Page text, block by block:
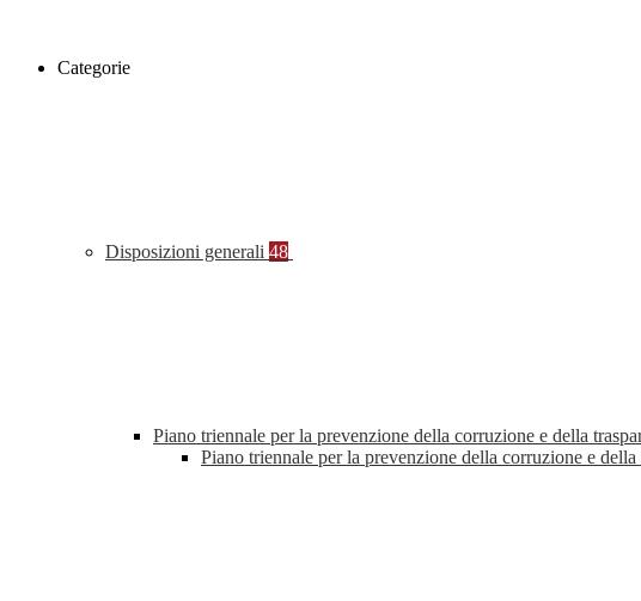
Categorie
Disposizioni generali 48
Piano triennale per la prevenzione della corruzione e della
Piano triennale per la prevenzione della corruzione e